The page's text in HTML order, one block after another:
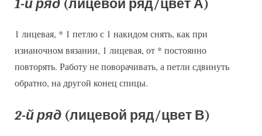
1-й ряд (лицевой ряд/цвет А)
1 лицевая, * 1 петлю с 1 накидом снять, как при
изнаночном вязании, 1 лицевая, от * постоянно
повторять. Работу не поворачивать, а петли сдвинуть
обратно, на другой конец спицы.
2-й ряд (лицевой ряд/цвет В)